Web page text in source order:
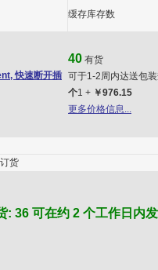
缓存库存数
快速断开插
40 有货
可于1-2周内达送包装
个1 + ￥976.15
更多价格信息...
货
: 36 可在约 2 个工作日内